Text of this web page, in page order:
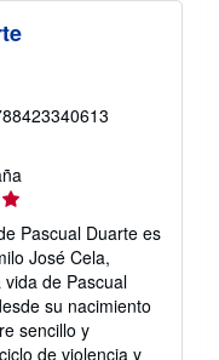
Pascual Duarte es
José Cela,
de Pascual
su nacimiento
sencillo y
de violencia y